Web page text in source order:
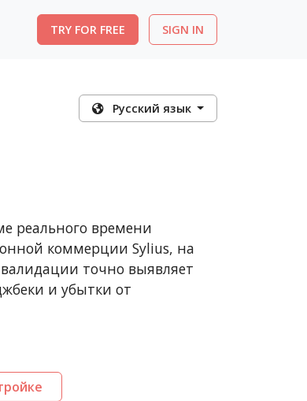
TRY FOR FREE SIGN IN
Pусский язык
реального времени
коммерции Sylius, на
точно выявляет
и убытки от